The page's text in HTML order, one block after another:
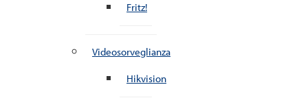
Fritz!
Videosorveglianza
Hikvision